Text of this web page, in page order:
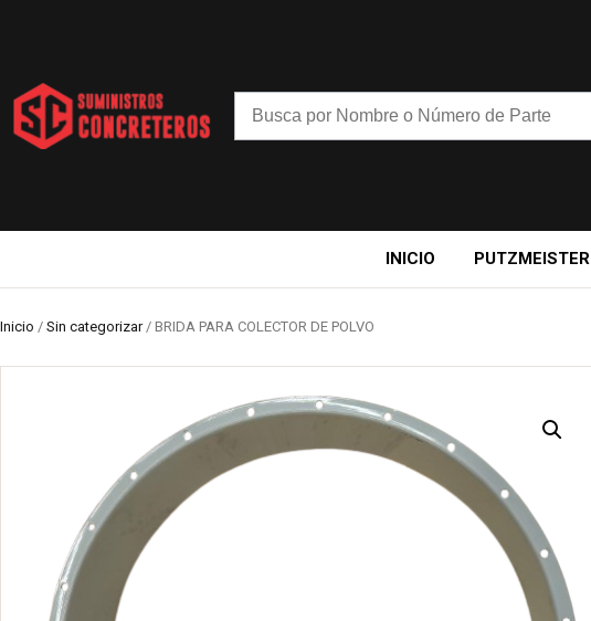
INICIO PUTZMEISTER
Inicio / Sin categorizar/ BRIDA PARA COLECTOR DE POLVO